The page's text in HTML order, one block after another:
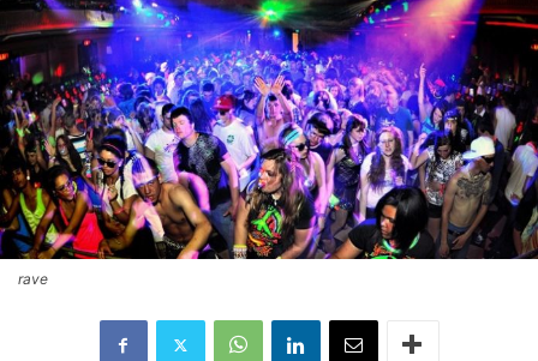
rave